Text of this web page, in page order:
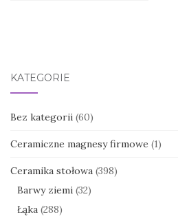
KATEGORIE
Bez kategorii (60)
Ceramiczne magnesy firmowe (1)
Ceramika stołowa (398)
Barwy ziemi (32)
Łąka (288)